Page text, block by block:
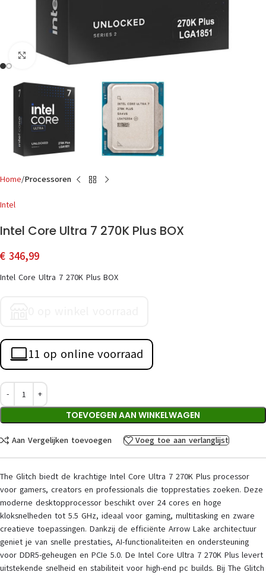
Click to enlarge
Home Processoren
Intel
Intel Core Ultra 7 270K Plus BOX
€ 346,99
Intel Core Ultra 7 270K Plus BOX
11 op online voorraad
TOEVOEGEN AAN WINKELWAGEN
Aan Vergelijken toevoegen Voeg toe aan verlanglijst
The Glitch biedt de krachtige Intel Core Ultra 7 270K Plus processor
voor gamers, creators en professionals die topprestaties zoeken. Deze
moderne desktopprocessor beschikt over 24 cores en hoge
kloksnelheden tot 5.5 GHz, ideaal voor gaming, multitasking en zware
creatieve toepassingen. Dankzij de efficiënte Arrow Lake architectuur
geniet je van snelle prestaties, AI-functionaliteiten en ondersteuning
voor DDR5-geheugen en PCIe 5.0. De Intel Core Ultra 7 270K Plus levert
uitstekende snelheid en stabiliteit voor high-end pc builds. Bij The Glitch